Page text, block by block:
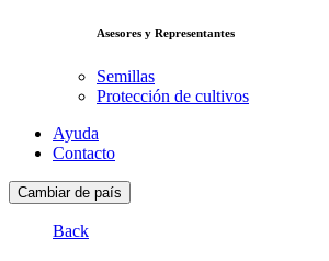
Asesores y Representantes
Semillas
Protección de cultivos
Ayuda
Contacto
Cambiar de país
Back